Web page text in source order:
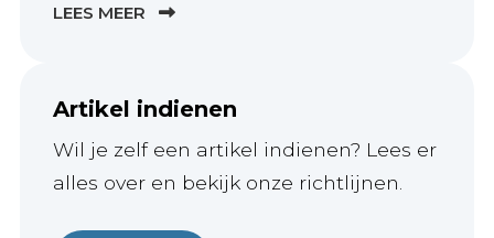
LEES MEER
Artikel indienen
Wil je zelf een artikel indienen? Lees er
alles over en bekijk onze richtlijnen.